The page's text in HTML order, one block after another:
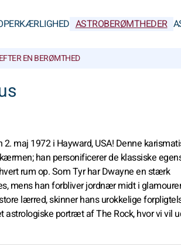
KÆRLIGHED ASTROBERØMTHEDER
EN BERØMTHED
maj 1972 i Hayward, USA! Denne
han personificerer de klassiske
rum op. Som Tyr har Dwayne en stærk
mens han forbliver jordnær midt i
lærred, skinner hans urokkelige
portræt af The Rock, hvor vi vil